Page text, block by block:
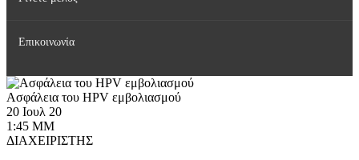
Δημοσιεύσεις
Εκπαιδευτικές Δραστηριότητες
Κοινωνικές Δράσεις
Γίνετε μέλος της Ελληνικής HPV Εταιρείας
Επικοινωνία
Ασφάλεια του HPV εμβολιασμού
20 Ιουλ 20
1:45 ΜΜ
ΔΙΑΧΕΙΡΙΣΤΗΣ